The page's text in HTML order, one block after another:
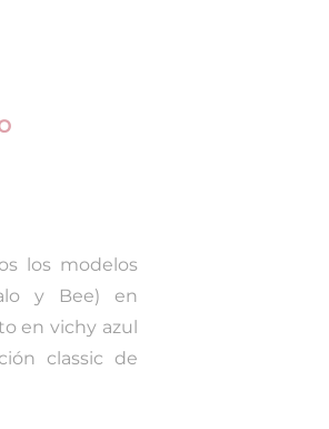
los modelos
y Bee) en
en vichy azul
classic de